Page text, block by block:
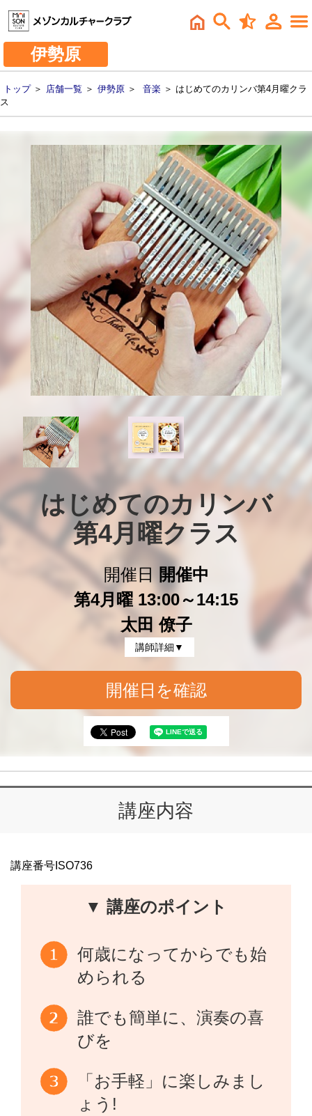
伊勢原
トップ＞ 店舗一覧 ＞ 伊勢原 ＞ 音楽 ＞ はじめてのカリンバ第4月曜クラ
ス
はじめてのカリンバ
第4月曜クラス
開催日
開催中
第4月曜 13:00～14:15
太田 僚子
講師詳細▼
開催日を確認
講座内容
講座番号ISO736
▼ 講座のポイント
何歳になってからでも始
められる
誰でも簡単に、演奏の喜
びを
「お手軽」に楽しみまし
ょう!